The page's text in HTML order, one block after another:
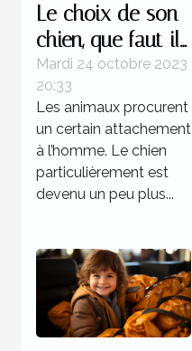
Le choix de son
chien, que faut-il
savoir ?
Mardi 24 octobre 2023
20:33
Les animaux procurent
un certain attachement
à l’homme. Le chien
particulièrement est
devenu un peu plus...